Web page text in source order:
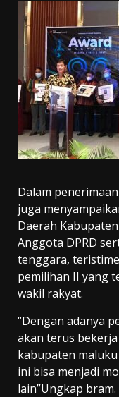
Dalam
juga
Daerah
Anggota DPRD
tenggara,
pemilihan II yang
wakil rakyat.
“Dengan adanya
akan terus
kabupaten
ini bisa menjadi
lain”Ungkap bram.